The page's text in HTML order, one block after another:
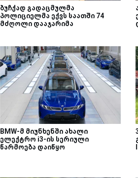
ბუჩქად გადაცმულმა
პოლიციელმა ექვს საათში 74
მძღოლი დააჯარიმა
BMW-მ მიუნხენში ახალი
ელექტრო i3-ის სერიული
წარმოება დაიწყო